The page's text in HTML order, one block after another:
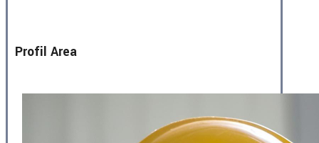
Profil Area